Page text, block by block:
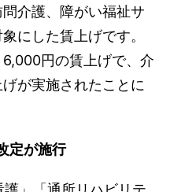
介護、障がい福祉サ
にした賃上げです。
円の賃上げで、介
が実施されたことに
定が施行